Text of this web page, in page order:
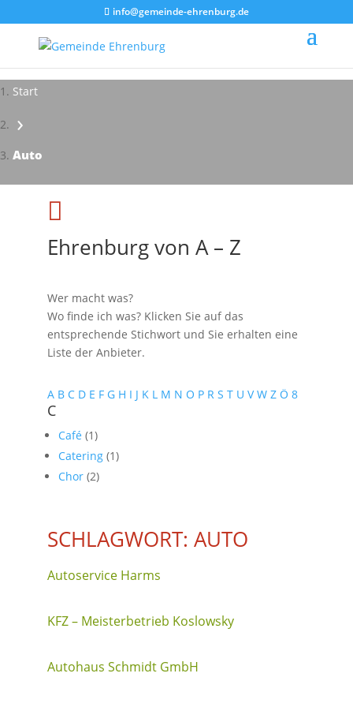
info@gemeinde-ehrenburg.de
Start
›
Auto

Ehrenburg von A – Z
Wer macht was?
Wo finde ich was? Klicken Sie auf das
entsprechende Stichwort und Sie erhalten eine
Liste der Anbieter.
A B C D E F G H I J K L M N O P R S T U V W Z Ö 8
C
Café (1)
Catering (1)
Chor (2)
SCHLAGWORT: AUTO
Autoservice Harms
KFZ – Meisterbetrieb Koslowsky
Autohaus Schmidt GmbH